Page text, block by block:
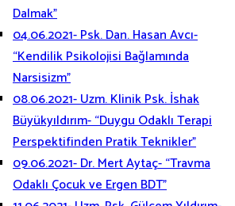
Dalmak”
04.06.2021- Psk. Dan. Hasan Avcı-
“Kendilik Psikolojisi Bağlamında
Narsisizm”
08.06.2021- Uzm. Klinik Psk. İshak
Büyükyıldırım- “Duygu Odaklı Terapi
Perspektifinden Pratik Teknikler”
09.06.2021- Dr. Mert Aytaç- “Travma
Odaklı Çocuk ve Ergen BDT”